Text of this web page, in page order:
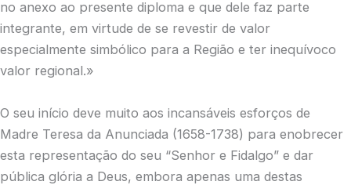
no anexo ao presente diploma e que dele faz parte
integrante, em virtude de se revestir de valor
especialmente simbólico para a Região e ter inequívoco
valor regional.»
O seu início deve muito aos incansáveis esforços de
Madre Teresa da Anunciada (1658-1738) para enobrecer
esta representação do seu “Senhor e Fidalgo” e dar
pública glória a Deus, embora apenas uma destas